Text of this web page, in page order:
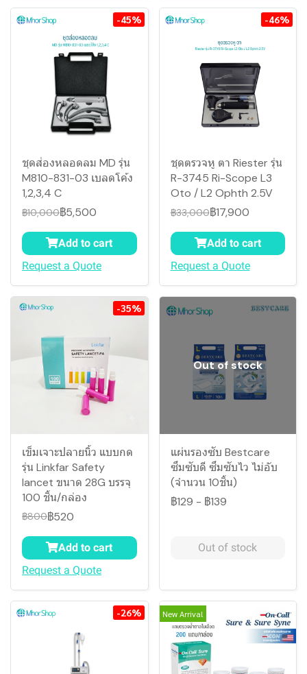
-45%
ชุดส่องหลอดลม MD รุ่น
M810-831-03 เบลดโค้ง
1,2,3,4 C
฿10,000฿5,500
Add to cart
Request a Quote
-46%
ชุดตรวจหู ตา Riester รุ่น
R-3745 Ri-Scope L3
Oto / L2 Ophth 2.5V
฿33,000฿17,900
Add to cart
Request a Quote
-35%
เข็มเจาะปลายนิ้ว แบบกด
รุ่น Linkfar Safety
lancet ขนาด 28G บรรจุ
100 ชิ้น/กล่อง
฿800฿520
Add to cart
Request a Quote
Out of stock
แผ่นรองซับ Bestcare
ซึมซับดี ซึมซับไว ไม่อับ
(จำนวน 10ชิ้น)
฿129 - ฿139
Out of stock
-26% New Arrival